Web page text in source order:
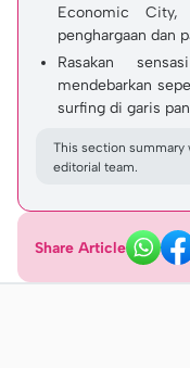
Economic City,
penghargaan dan
Rasakan
mendebarkan
surfing di garis
This section summary
editorial team.
Share Article